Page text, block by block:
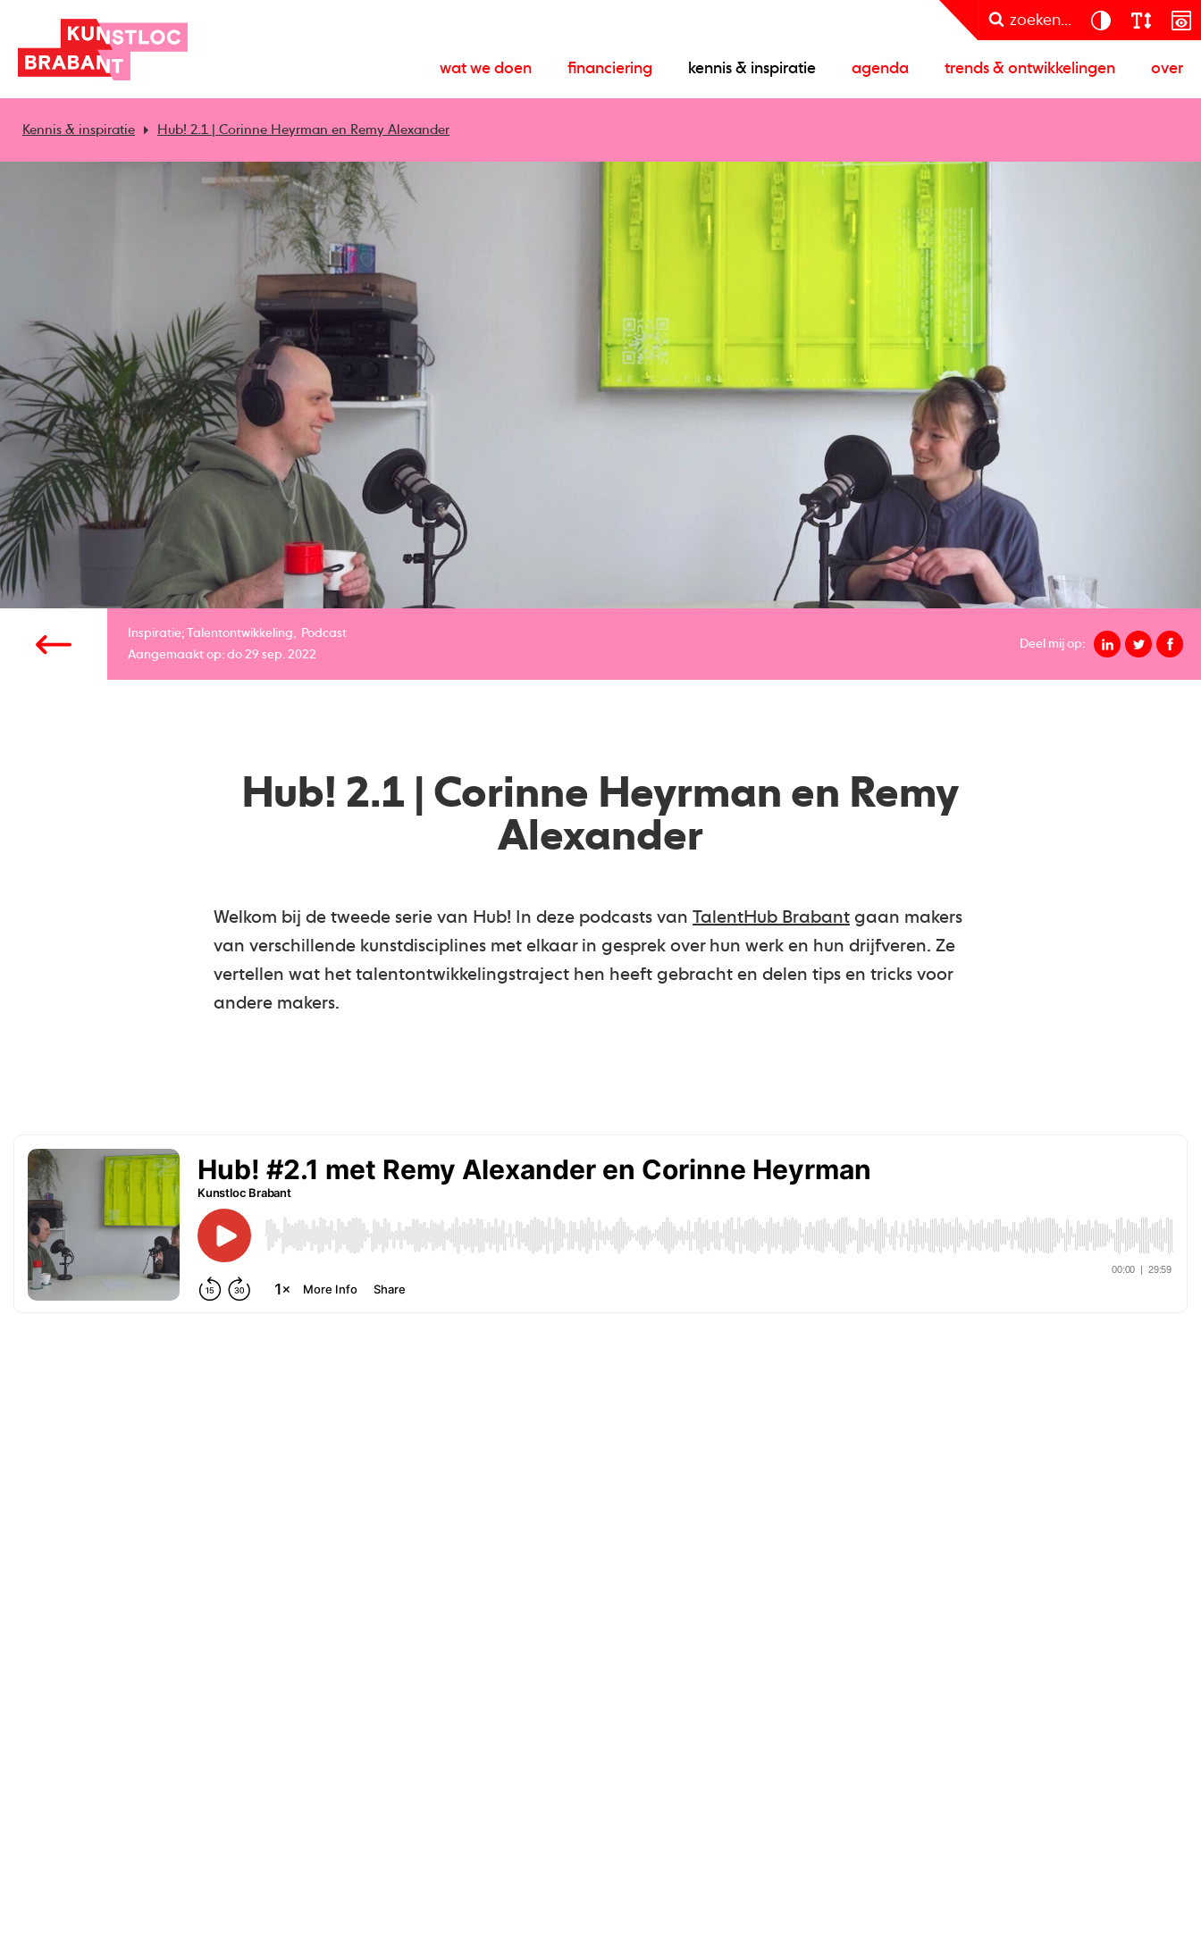
zoeken...
wat we doen financiering kennis & inspiratie agenda trends & ontwikkelingen over
Kennis & inspiratie Hub! 2.1 | Corinne Heyrman en Remy Alexander
Inspiratie; Talentontwikkeling
Podcast
Aangemaakt op: do 29 sep. 2022
Deel mij op:
Hub! 2.1 | Corinne Heyrman en Remy
Alexander
Welkom bij de tweede serie van Hub! In deze podcasts van TalentHub Brabant gaan makers
van verschillende kunstdisciplines met elkaar in gesprek over hun werk en hun drijfveren. Ze
vertellen wat het talentontwikkelingstraject hen heeft gebracht en delen tips en tricks voor
andere makers.